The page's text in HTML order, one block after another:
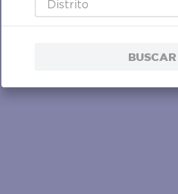
Distrito